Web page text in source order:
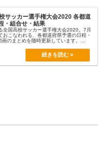
サッカー選手権大会2020 各都道
・組合せ・結果
全国高校サッカー選手権大会2020。7月
おこなわれる、各都道府県予選の日程・
画のまとめを随時更新しています。...